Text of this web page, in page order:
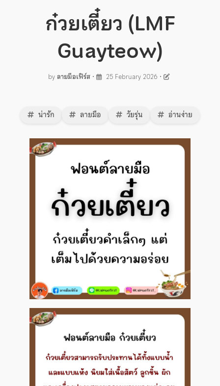
ก๋วยเตี๋ยว (LMF
Guayteow)
byลายมือเฟิร์ส• 25 February 2026 •
น่ารัก ลายมือ วัยรุ่น อ่านง่าย